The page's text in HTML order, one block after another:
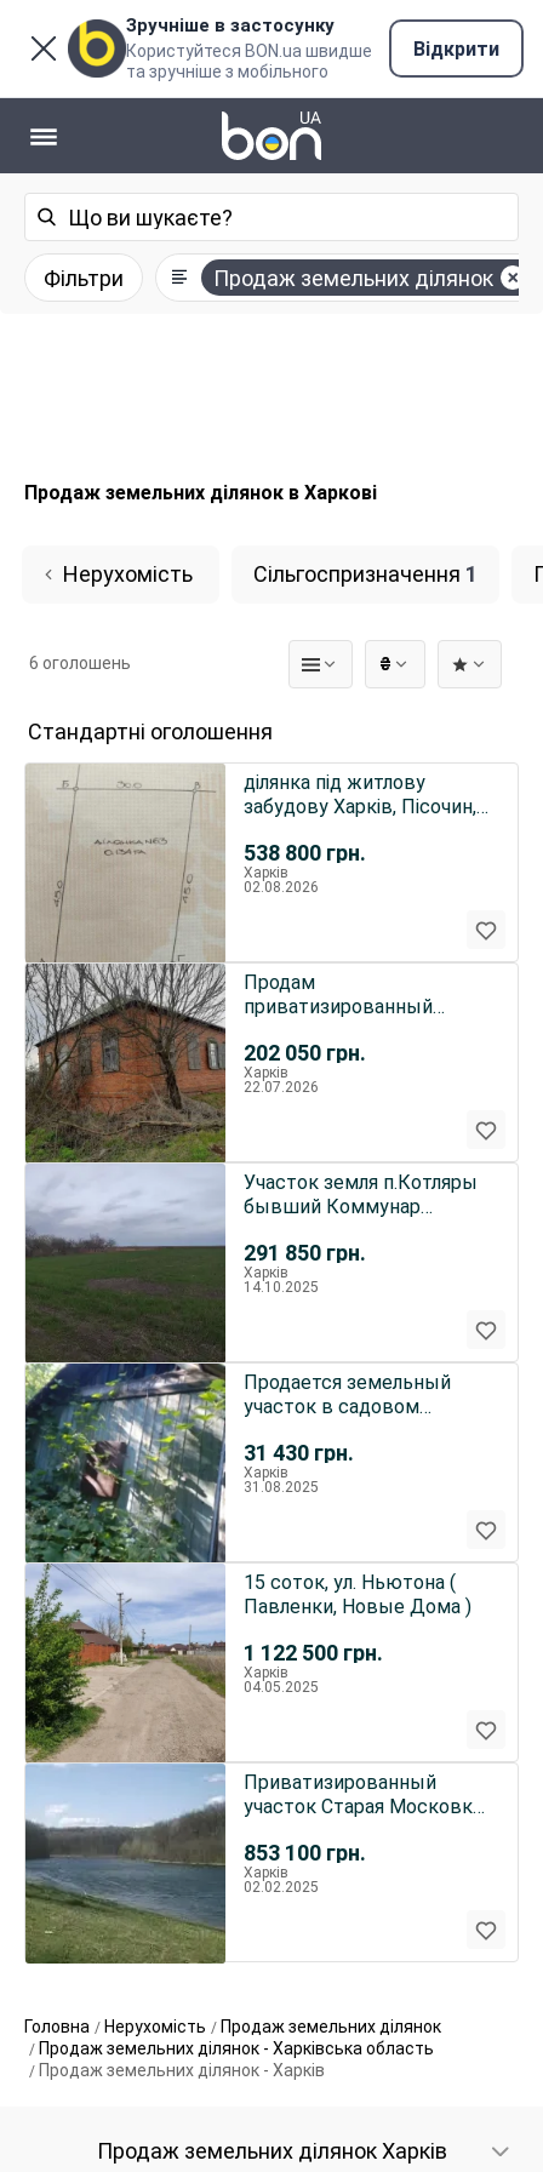
Зручніше в застосунку
Користуйтеся BON.ua швидше
та зручніше з мобільного
Відкрити
Фільтри Продаж земельних ділянок
Продаж земельних ділянок в Харкові
Нерухомість Сільгоспризначення 1
₴
6 оголошень
Стандартні оголошення
538 800 грн.
ділянка під житлову
забудову Харків, Пісочин,
Харків
02.08.2026
202 050 грн.
Продам
приватизированный
Харків
22.07.2026
291 850 грн.
Участок земля п.Котляры
бывший Коммунар
Харків
14.10.2025
31 430 грн.
Продается земельный
участок в садовом
Харків
31.08.2025
1 122 500 грн.
15 соток, ул. Ньютона (
Павленки, Новые Дома )
Харків
04.05.2025
853 100 грн.
Приватизированный
участок Старая Московка
Харків
02.02.2025
Головна Нерухомість
Продаж земельних ділянок
Продаж земельних ділянок - Харківська область
Продаж земельних ділянок - Харків
Продаж земельних ділянок Харків